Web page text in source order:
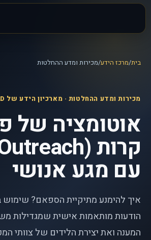
בית/מרכז הידע/מכירות ומדע ההחלטות
מכירות ומדע ההחלטות · מארכיון הידע של iLEAD
אוטומציה של
עם מגע אנושי
הודעות מותאמות אישית שמגדילות
המענה ואת יצירת הלידים של צוותי